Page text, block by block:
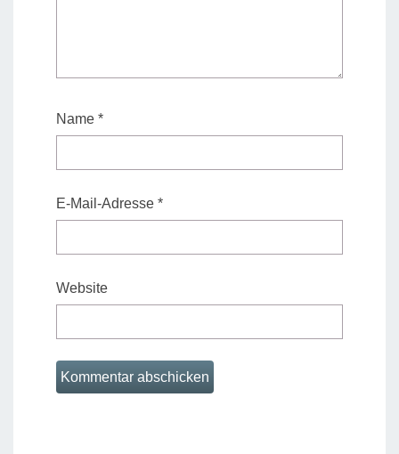
Name *
E-Mail-Adresse *
Website